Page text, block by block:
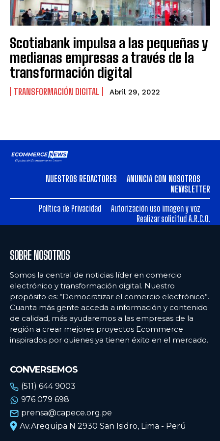
Scotiabank impulsa a las pequeñas y
medianas empresas a través de la
transformación digital
TRANSFORMACIÓN DIGITAL Abril 29, 2022
NUESTROS REDACTORES
ANUNCIA CON NOSOTROS
NEWSLETTER
Política de Privacidad
Autorización uso imagen y voz
Realizar solicitud A.R.C.O.
SOBRE NOSOTROS
Somos la central de noticias líder en comercio
electrónico y transformación digital. Nuestro
propósito es: “Democratizar el comercio electrónico”.
Cuanta más gente acceda a información y contenido
de calidad, más ayudaremos a las empresas de la
región a crear mejores proyectos Ecommerce
inspirados por quienes ya tienen éxito en el mercado.
CONVERSEMOS
(511) 644 9003
976 079 698
prensa@capece.org.pe
Av.Arequipa N 2930 San Isidro, Lima - Perú